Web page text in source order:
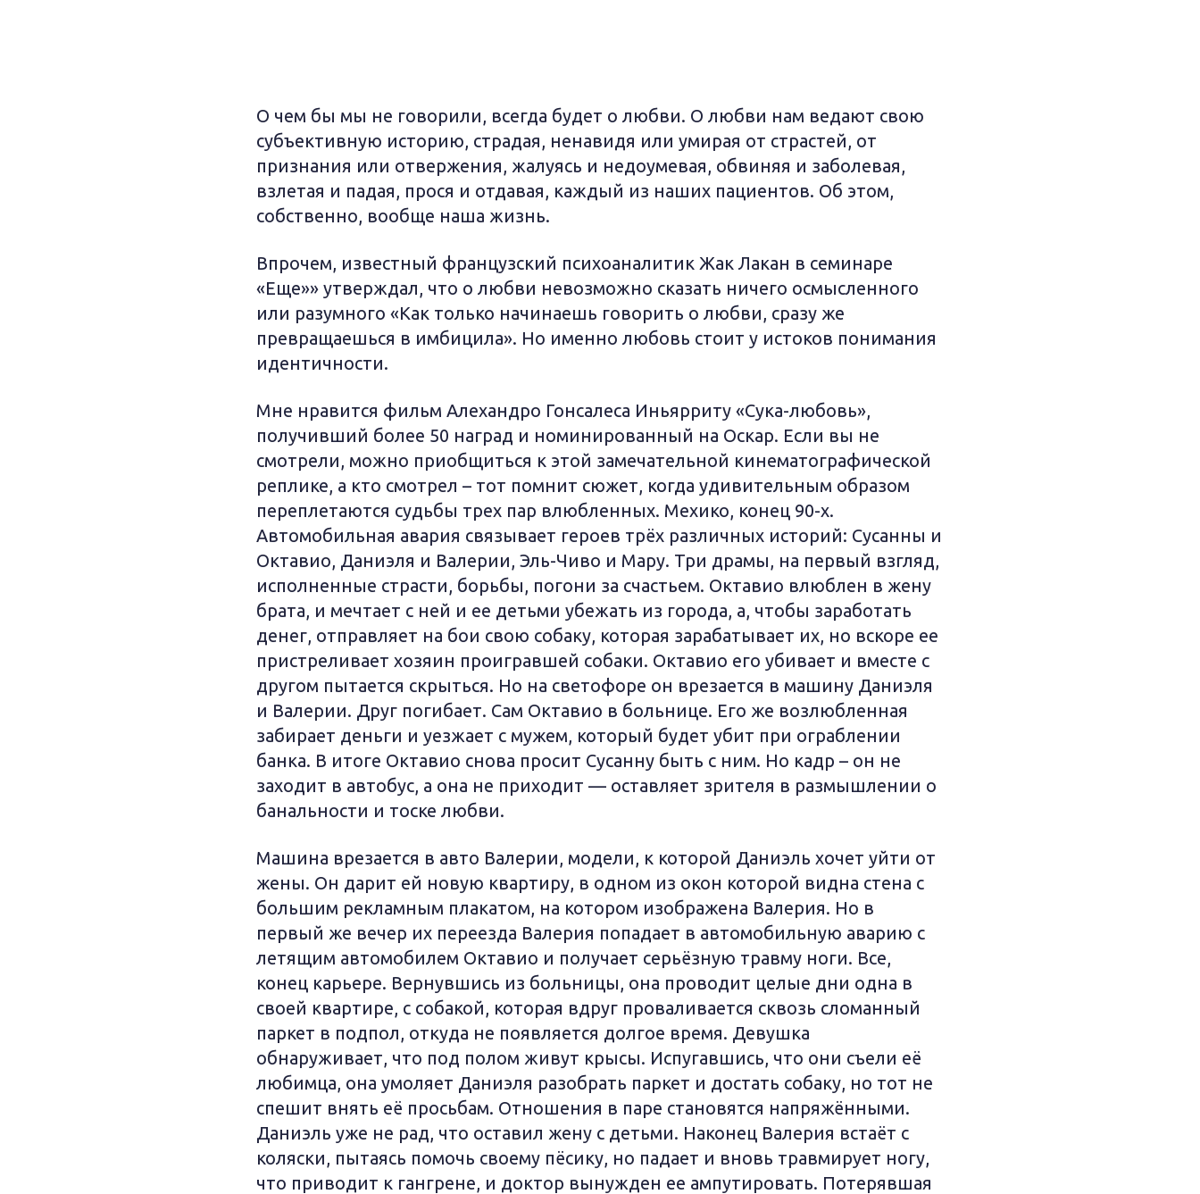
О чем бы мы не говорили, всегда будет о любви. О любви нам ведают свою
субъективную историю, страдая, ненавидя или умирая от страстей, от
признания или отвержения, жалуясь и недоумевая, обвиняя и заболевая,
взлетая и падая, прося и отдавая, каждый из наших пациентов. Об этом,
собственно, вообще наша жизнь.
Впрочем, известный французский психоаналитик Жак Лакан в семинаре
«Еще»» утверждал, что о любви невозможно сказать ничего осмысленного
или разумного «Как только начинаешь говорить о любви, сразу же
превращаешься в имбицила». Но именно любовь стоит у истоков понимания
идентичности.
Мне нравится фильм Алехандро Гонсалеса Иньярриту «Сука-любовь»,
получивший более 50 наград и номинированный на Оскар. Если вы не
смотрели, можно приобщиться к этой замечательной кинематографической
реплике, а кто смотрел – тот помнит сюжет, когда удивительным образом
переплетаются судьбы трех пар влюбленных. Мехико, конец 90-х.
Автомобильная авария связывает героев трёх различных историй: Сусанны и
Октавио, Даниэля и Валерии, Эль-Чиво и Мару. Три драмы, на первый взгляд,
исполненные страсти, борьбы, погони за счастьем. Октавио влюблен в жену
брата, и мечтает с ней и ее детьми убежать из города, а, чтобы заработать
денег, отправляет на бои свою собаку, которая зарабатывает их, но вскоре ее
пристреливает хозяин проигравшей собаки. Октавио его убивает и вместе с
другом пытается скрыться. Но на светофоре он врезается в машину Даниэля
и Валерии. Друг погибает. Сам Октавио в больнице. Его же возлюбленная
забирает деньги и уезжает с мужем, который будет убит при ограблении
банка. В итоге Октавио снова просит Сусанну быть с ним. Но кадр – он не
заходит в автобус, а она не приходит — оставляет зрителя в размышлении о
банальности и тоске любви.
Машина врезается в авто Валерии, модели, к которой Даниэль хочет уйти от
жены. Он дарит ей новую квартиру, в одном из окон которой видна стена с
большим рекламным плакатом, на котором изображена Валерия. Но в
первый же вечер их переезда Валерия попадает в автомобильную аварию с
летящим автомобилем Октавио и получает серьёзную травму ноги. Все,
конец карьере. Вернувшись из больницы, она проводит целые дни одна в
своей квартире, с собакой, которая вдруг проваливается сквозь сломанный
паркет в подпол, откуда не появляется долгое время. Девушка
обнаруживает, что под полом живут крысы. Испугавшись, что они съели её
любимца, она умоляет Даниэля разобрать паркет и достать собаку, но тот не
спешит внять её просьбам. Отношения в паре становятся напряжёнными.
Даниэль уже не рад, что оставил жену с детьми. Наконец Валерия встаёт с
коляски, пытаясь помочь своему пёсику, но падает и вновь травмирует ногу,
что приводит к гангрене, и доктор вынужден ее ампутировать. Потерявшая